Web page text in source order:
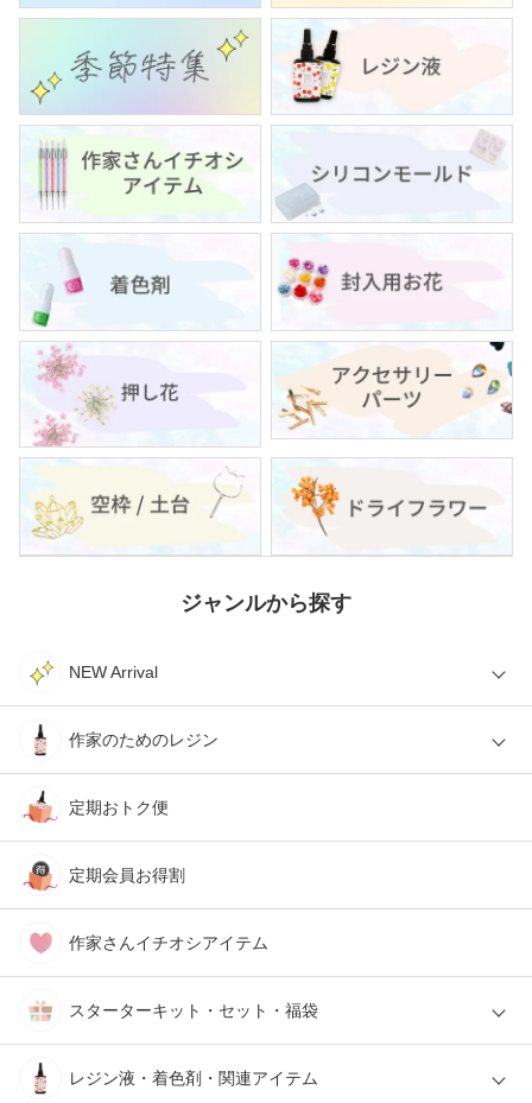
ジャンルから探す
NEW Arrival
作家のためのレジン
定期おトク便
定期会員お得割
作家さんイチオシアイテム
スターターキット・セット・福袋
レジン液・着色剤・関連アイテム